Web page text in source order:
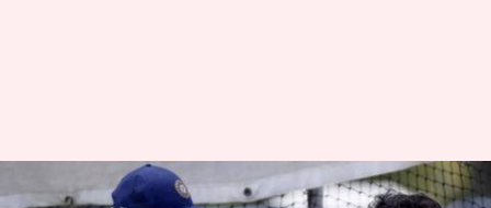
न्यूजीलैंड बनाम भारत: रवि शास्त्री ने